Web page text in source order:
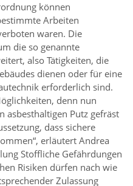
können
Arbeiten
waren. Die
die so genannte
also Tätigkeiten, die
dienen oder für eine
erforderlich sind.
denn nun
asbesthaltigen Putz gefräst
dass sichere
erläutert Andrea
Stoffliche Gefährdungen
Risiken dürfen nach wie
Zulassung